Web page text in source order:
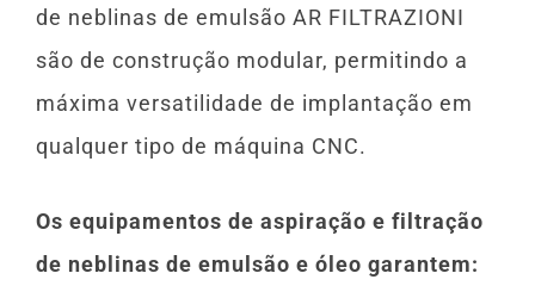
de neblinas de emulsão AR FILTRAZIONI
são de construção modular, permitindo a
máxima versatilidade de implantação em
qualquer tipo de máquina CNC.
Os equipamentos de aspiração e filtração
de neblinas de emulsão e óleo garantem: